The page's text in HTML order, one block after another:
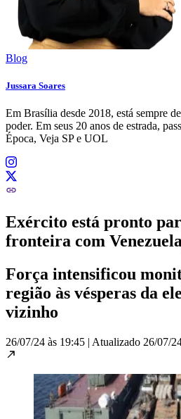
Blog
Jussara Soares
Em Brasília desde 2018, está sempre
poder. Em seus 20 anos de estrada,
Época, Veja SP e UOL
Exército está pronto
fronteira com
Força intensificou
região às vésperas da
vizinho
26/07/24 às 19:45 | Atualizado 26/07/